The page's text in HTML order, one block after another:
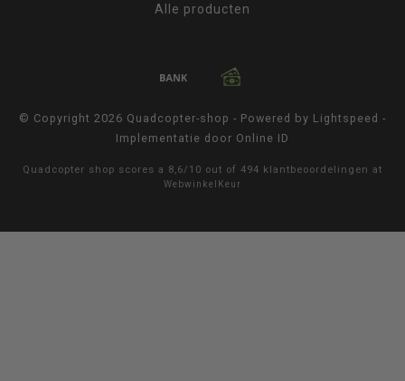
Alle producten
© Copyright 2026 Quadcopter-shop - Powered by Lightspeed -
Implementatie door Online ID
Quadcopter shop scores a 8,6/ 10 out of 494 klantbeoordelingen at
WebwinkelKeur